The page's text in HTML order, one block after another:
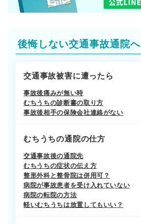
後悔しない交通事故通院へ
交通事故被害に遭ったら
事故後痛みが無い時
むちうちの診断書の取り方
事故後相手の保険会社連絡がない
むちうちの通院の仕方
交通事故後の通院先
むちうちの症状の伝え方
整形外科と整骨院は併用可？
病院が事故患者を受け入れていない
病院の転院の方法
軽いむちうちは放置してもいい？